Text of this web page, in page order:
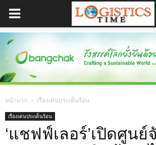
หน้าแรก เรื่องเด่นประเด็นร้อน
เรื่องเด่นประเด็นร้อน
‘แชฟฟ์เลอร์’เปิดศูนย์